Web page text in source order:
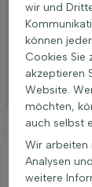
Platzierung
Stutzen
Bewässerung
Ideale
Der Küsten-
wir und
können
Cookies Sie
akzeptieren
Website.
möchten,
auch selbst
Wir arbeiten
Analysen
weitere